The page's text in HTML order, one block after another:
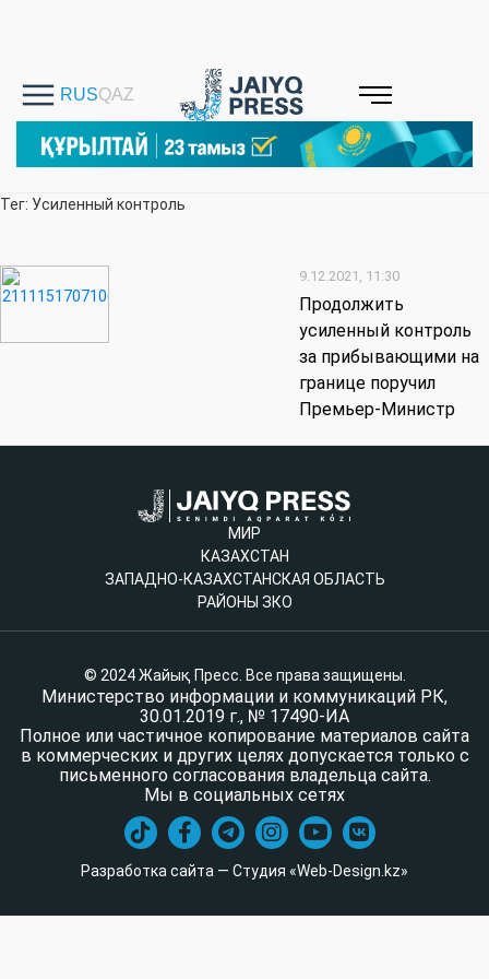
Тег: Усиленный контроль
9.12.2021, 11:30
Продолжить
усиленный контроль
за прибывающими на
границе поручил
Премьер-Министр
МИР
КАЗАХСТАН
ЗАПАДНО-КАЗАХСТАНСКАЯ ОБЛАСТЬ
РАЙОНЫ ЗКО
© 2024 Жайық Пресс. Все права защищены.
Министерство информации и коммуникаций РК,
30.01.2019 г., № 17490-ИА
Полное или частичное копирование материалов сайта
в коммерческих и других целях допускается только с
письменного согласования владельца сайта.
Мы в социальных сетях
Разработка сайта — Студия «Web-Design.kz»